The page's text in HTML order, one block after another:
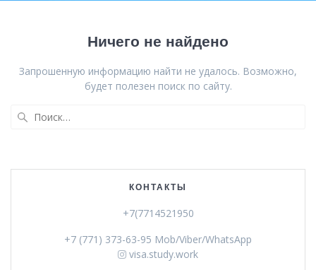
Ничего не найдено
Запрошенную информацию найти не удалось. Возможно,
будет полезен поиск по сайту.
КОНТАКТЫ
+7(7714521950
+7 (771) 373-63-95 Mob/Viber/WhatsApp
visa.study.work